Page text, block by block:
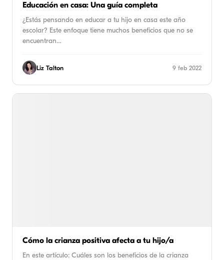
Educación en casa: Una guía completa
¿Estás pensando en educar a tu hijo en casa este año
escolar? Este enfoque tiene muchos beneficios que no se
encuentran…
Liz Talton 9 feb 2022
Cómo la crianza positiva afecta a tu hijo/a
En este artículo: Cuáles son los beneficios de la crianza